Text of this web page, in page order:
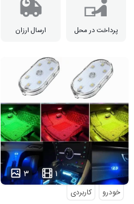
پرداخت در محل ارسال ارزان
۳ ۱ ...
خودرو کاربردی